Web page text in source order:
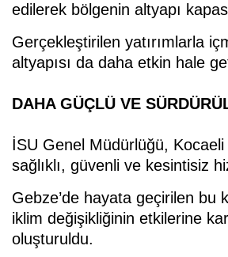
edilerek bölgenin altyapı
Gerçekleştirilen yatırımlarla
altyapısı da daha etkin hale
DAHA GÜÇLÜ VE
İSU Genel Müdürlüğü, Kocaeli
sağlıklı, güvenli ve kesintisiz
Gebze’de hayata geçirilen bu
iklim değişikliğinin etkilerine
oluşturuldu.